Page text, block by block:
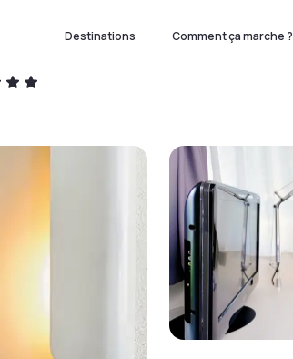
Destinations Comment ça marche ?